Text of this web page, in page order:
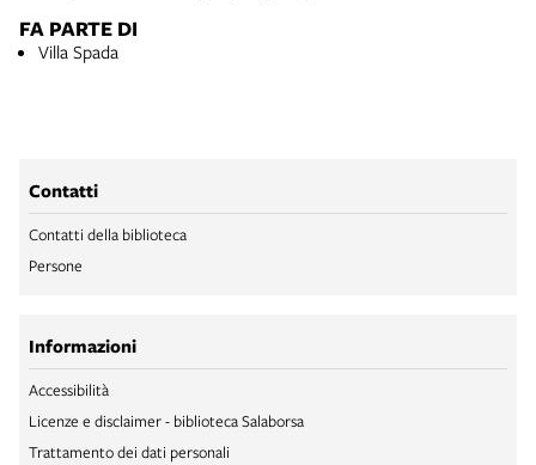
FA PARTE DI
Villa Spada
Contatti
Contatti della biblioteca
Persone
Informazioni
Accessibilità
Licenze e disclaimer - biblioteca Salaborsa
Trattamento dei dati personali